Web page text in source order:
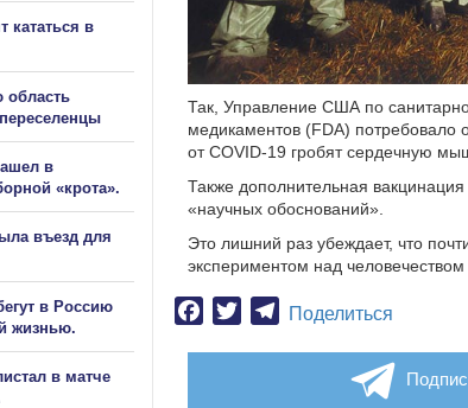
Так, Управление США по
медикаментов (FDA) потребовало
от COVID-19 гробят сердечную
Также дополнительная
«научных обоснований».
Это лишний раз убеждает, что
экспериментом над
Facebook
TwitterTelegram
Поделиться
кататься в
область
в
«крота».
въезд для
в Россию
жизнью.
в матче